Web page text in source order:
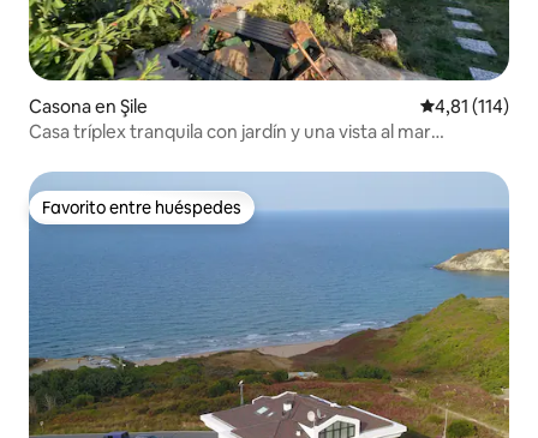
Casona en Şile Calificación
4,81 (114)
Casa tríplex tranquila con jardín y una vista al mar
Favorito entre huéspedes
Favorito entre huéspedes